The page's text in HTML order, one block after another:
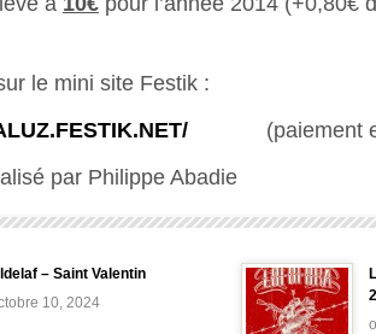
le mini site Festik :
(paiement en
par Philippe Abadie
– Saint Valentin
10, 2024